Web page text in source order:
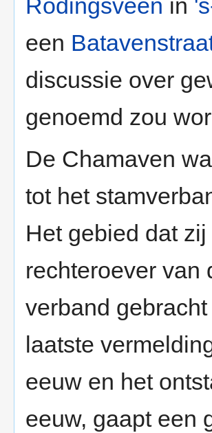
Rodingsveen in
een
discussie over
genoemd zou
De Chamaven
tot het
Het gebied dat
rechteroever van
verband
laatste
eeuw en het
eeuw, gaapt een